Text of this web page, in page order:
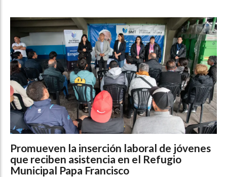
Promueven la inserción laboral de jóvenes
que reciben asistencia en el Refugio
Municipal Papa Francisco